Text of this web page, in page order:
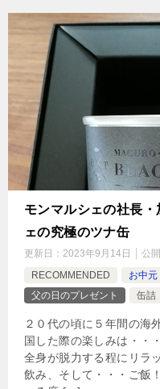
モンマルシェの社長
ェの究極のツナ缶
更新日： 2023年9月14日 公
RECOMMENDED
お中元
父の日のプレゼント
缶詰
２０代の頃に５年間の海
国した際の楽しみは・・
全身が脱力する程にリラ
飲み、そして・・・ご飯